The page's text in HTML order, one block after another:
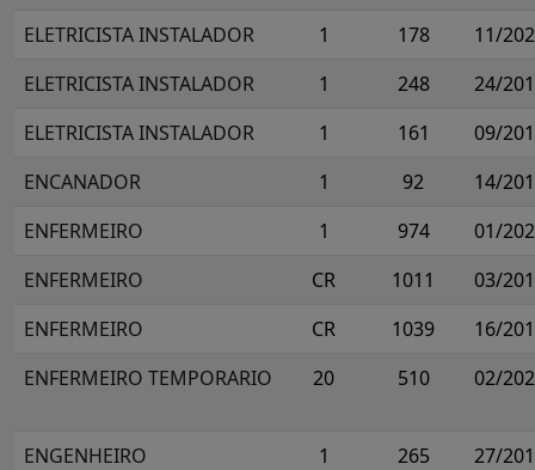
ELETRICISTA INSTALADOR
1 178
11/
ELETRICISTA INSTALADOR
1 248
24/
ELETRICISTA INSTALADOR
1 161
09/
ENCANADOR
1 92
14/
ENFERMEIRO
1 974
01/
ENFERMEIRO
CR 1011
03/
ENFERMEIRO
CR 1039
16/
ENFERMEIRO TEMPORARIO
20 510 02/
ENGENHEIRO 1 265
27/